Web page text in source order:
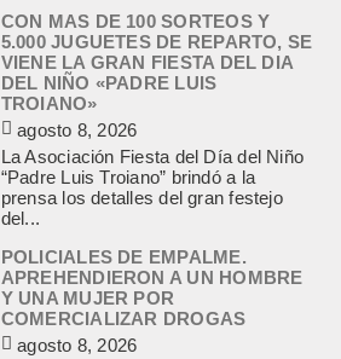
CON MAS DE 100 SORTEOS Y
5.000 JUGUETES DE REPARTO, SE
VIENE LA GRAN FIESTA DEL DIA
DEL NIÑO «PADRE LUIS
TROIANO»
agosto 8, 2026
La Asociación Fiesta del Día del Niño
“Padre Luis Troiano” brindó a la
prensa los detalles del gran festejo
del...
POLICIALES DE EMPALME.
APREHENDIERON A UN HOMBRE
Y UNA MUJER POR
COMERCIALIZAR DROGAS
agosto 8, 2026